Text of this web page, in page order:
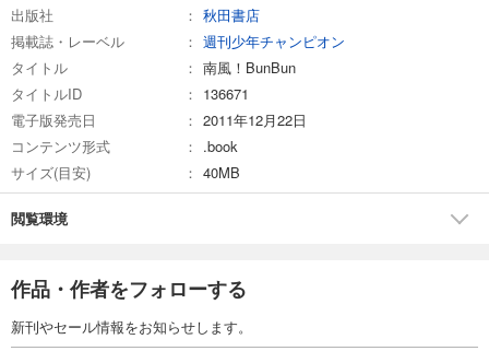
出版社
秋田書店
掲載誌・レーベル
週刊少年チャンピオン
タイトル
南風！BunBun
タイトルID
136671
電子版発売日
2011年12月22日
コンテンツ形式
.book
サイズ(目安)
40MB
閲覧環境
作品・作者をフォローする
新刊やセール情報をお知らせします。